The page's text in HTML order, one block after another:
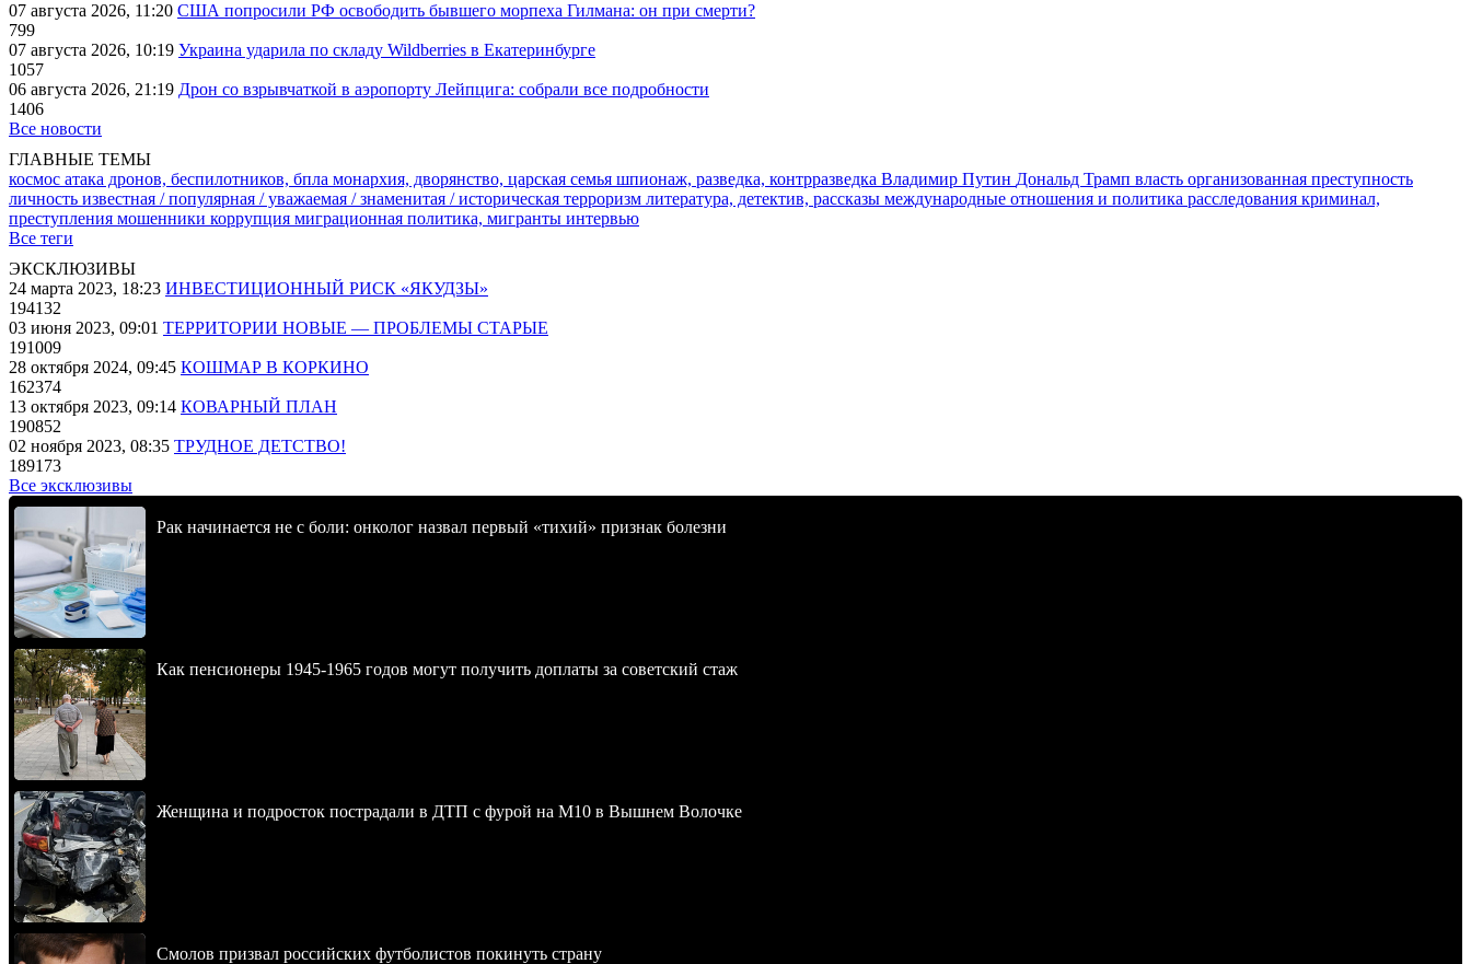
07 августа 2026, 11:20 США попросили РФ освободить бывшего морпеха Гилмана: он при смерти?
799
07 августа 2026, 10:19 Украина ударила по складу Wildberries в Екатеринбурге
1057
06 августа 2026, 21:19 Дрон со взрывчаткой в аэропорту Лейпцига: собрали все подробности
1406
Все новости
ГЛАВНЫЕ ТЕМЫ
космос атака дронов, беспилотников, бпла монархия, дворянство, царская семья шпионаж, разведка, контрразведка Владимир Путин Дональд Трамп власть организованная преступность
личность известная / популярная / уважаемая / знаменитая / историческая терроризм литература, детектив, рассказы международные отношения и политика расследования криминал,
преступления мошенники коррупция миграционная политика, мигранты интервью
Все теги
ЭКСКЛЮЗИВЫ
24 марта 2023, 18:23 ИНВЕСТИЦИОННЫЙ РИСК «ЯКУДЗЫ»
194132
03 июня 2023, 09:01 ТЕРРИТОРИИ НОВЫЕ — ПРОБЛЕМЫ СТАРЫЕ
191009
28 октября 2024, 09:45 КОШМАР В КОРКИНО
162374
13 октября 2023, 09:14 КОВАРНЫЙ ПЛАН
190852
02 ноября 2023, 08:35 ТРУДНОЕ ДЕТСТВО!
189173
Все эксклюзивы
Рак начинается не с боли: онколог назвал первый «тихий» признак болезни
Как пенсионеры 1945-1965 годов могут получить доплаты за советский стаж
Женщина и подросток пострадали в ДТП с фурой на М10 в Вышнем Волочке
Смолов призвал российских футболистов покинуть страну